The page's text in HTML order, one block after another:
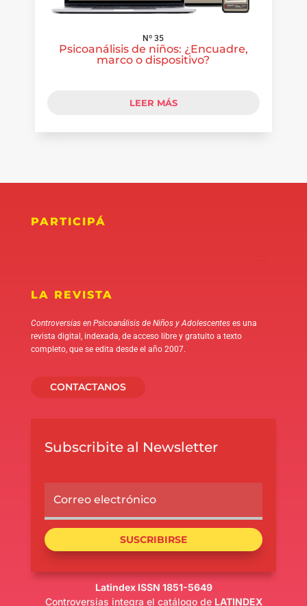
Nº 35
Psicoanálisis de niños: ¿Encuadre,
marco o dispositivo?
LEER MÁS
PARTICIPÁ
LA REVISTA
Controversias en Psicoanálisis de Niños y Adolescenteses una
revista digital, indexada, de acceso libre y gratuito a texto
completo, que se edita desde el año 2007.
CONTACTANOS
Subscribite al Newsletter
SUSCRIBIRSE
Latindex ISSN 1851-5649
Controversias integra el catálogo de LATINDEX